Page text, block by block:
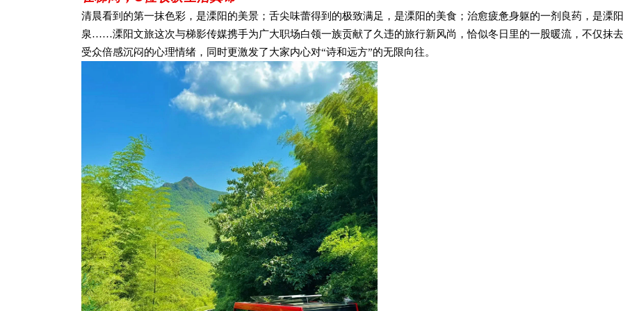
清晨看到的第一抹色彩，是溧阳的美景；舌尖味蕾得到的极致满足，是溧阳的美食；治愈疲惫身躯的一剂良药，是溧
泉……溧阳文旅这次与梯影传媒携手为广大职场白领一族贡献了久违的旅行新风尚，恰似冬日里的一股暖流，不仅抹
受众倍感沉闷的心理情绪，同时更激发了大家内心对“诗和远方”的无限向往。